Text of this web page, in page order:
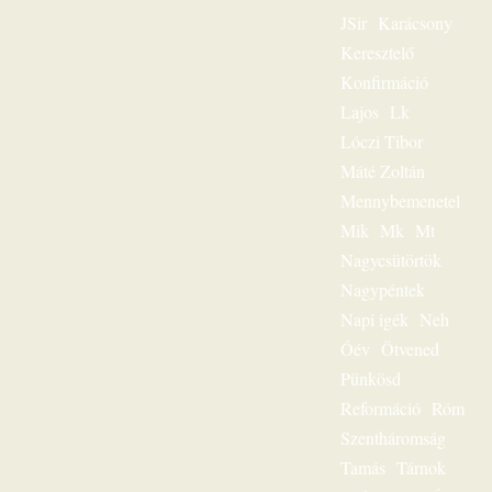
JSir Karácsony
Keresztelő
Konfirmáció
Lajos Lk
Lóczi Tibor
Máté Zoltán
Mennybemenetel
Mik
Mk
Mt
Nagycsütörtök
Nagypéntek
Napi igék
Neh
Óév Ötvened
Pünkösd
Reformáció Róm
Szentháromság
Tamás Tárnok